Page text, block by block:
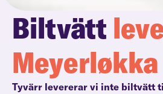
Biltvätt
Meyerløkka
Tyvärr levererar vi inte biltvätt